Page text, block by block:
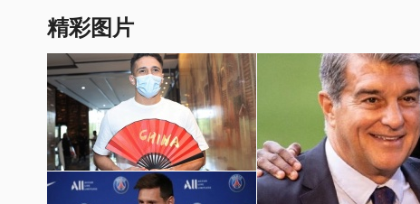
精彩图片
国足世预赛12强赛图片